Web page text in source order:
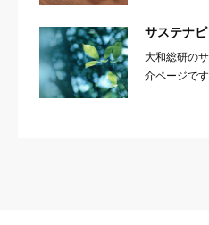
サステナ
大和総研の
介ページです